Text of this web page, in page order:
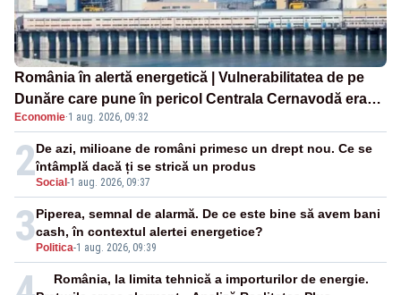
România în alertă energetică | Vulnerabilitatea de pe
Dunăre care pune în pericol Centrala Cernavodă era
cunoscută de pe vremea lui Ceaușescu
Economie·1 aug. 2026, 09:32
2Social -1 aug. 2026, 09:37
De azi, milioane de români primesc un drept nou. Ce se
întâmplă dacă ți se strică un produs
3 Politica-1 aug. 2026, 09:39
Piperea, semnal de alarmă. De ce este bine să avem bani
cash, în contextul alertei energetice?
România, la limita tehnică a importurilor de energie.